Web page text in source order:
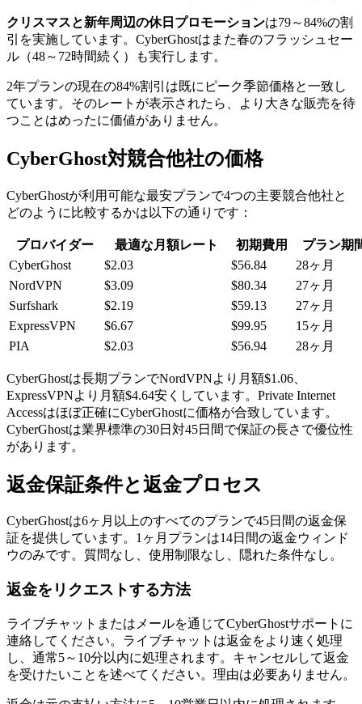
クリスマスと新年周辺の休日プロモーションは79～84%の割
引を実施しています。CyberGhostはまた春のフラッシュセー
ル（48～72時間続く）も実行します。
2年プランの現在の84%割引は既にピーク季節価格と一致し
ています。そのレートが表示されたら、より大きな販売を待
つことはめったに価値がありません。
CyberGhost対競合他社の価格
CyberGhostが利用可能な最安プランで4つの主要競合他社と
どのように比較するかは以下の通りです：
プロバイダー 最適な月額レート 初期費用
プラン期
CyberGhost
$2.03 $56.84
28ヶ月
NordVPN
$3.09 $80.34
27ヶ月
Surfshark
$2.19 $59.13
27ヶ月
ExpressVPN
$6.67 $99.95
15ヶ月
PIA
$2.03 $56.94 28ヶ月
CyberGhostは長期プランでNordVPNより月額$1.06、
ExpressVPNより月額$4.64安くしています。Private Internet
Accessはほぼ正確にCyberGhostに価格が合致しています。
CyberGhostは業界標準の30日対45日間で保証の長さで優位性
があります。
返金保証条件と返金プロセス
CyberGhostは6ヶ月以上のすべてのプランで45日間の返金保
証を提供しています。1ヶ月プランは14日間の返金ウィンド
ウのみです。質問なし、使用制限なし、隠れた条件なし。
返金をリクエストする方法
ライブチャットまたはメールを通じてCyberGhostサポートに
連絡してください。ライブチャットは返金をより速く処理
し、通常5～10分以内に処理されます。キャンセルして返金
を受けたいことを述べてください。理由は必要ありません。